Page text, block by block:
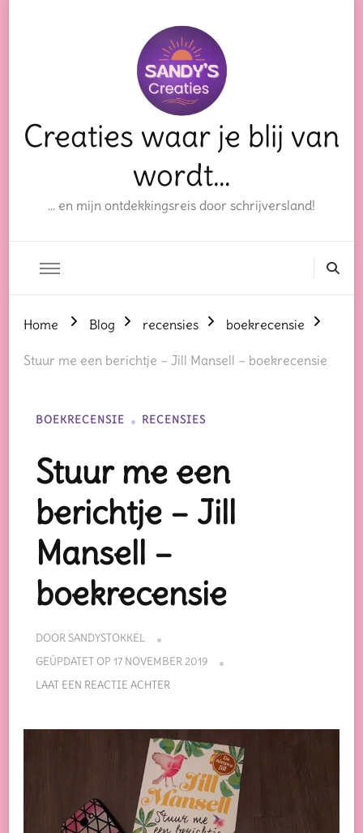
Creaties waar je blij van
wordt…
… en mijn ontdekkingsreis door schrijversland!
Home Blog recensies boekrecensie
Stuur me een berichtje – Jill Mansell – boekrecensie
BOEKRECENSIE RECENSIES
Stuur me een
berichtje – Jill
Mansell –
boekrecensie
DOORSANDYSTOKKEL
GEÜPDATET OP17 NOVEMBER 2019
LAAT EEN REACTIE ACHTER
EEN
BERICHTJE
–
JILL
MANSELL
–
BOEKRECENSIE